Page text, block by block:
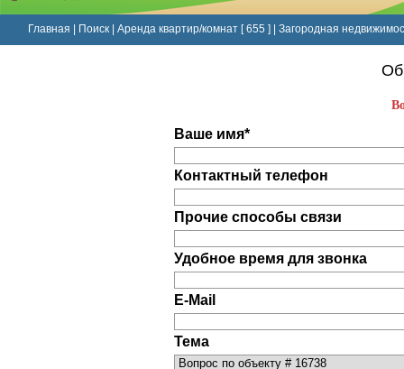
Главная Поиск |Аренда квартир/комнат [ 655 ] |Загородная
Ваше имя*
Контактный телефон
Прочие способы связи
Удобное время для звонка
E-Mail
Тема